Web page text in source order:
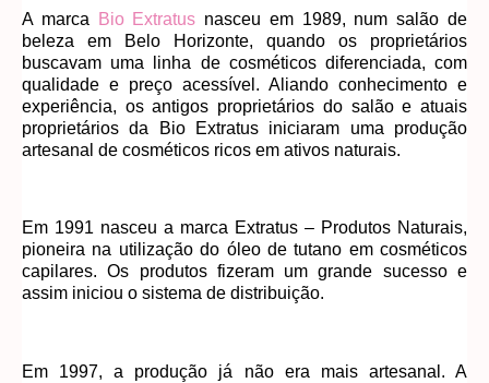
A marca Bio Extratus nasceu em 1989, num salão de
beleza em Belo Horizonte, quando os proprietários
buscavam uma linha de cosméticos diferenciada, com
qualidade e preço acessível. Aliando conhecimento e
experiência, os antigos proprietários do salão e atuais
proprietários da Bio Extratus iniciaram uma produção
artesanal de cosméticos ricos em ativos naturais.
Em 1991 nasceu a marca Extratus – Produtos Naturais,
pioneira na utilização do óleo de tutano em cosméticos
capilares. Os produtos fizeram um grande sucesso e
assim iniciou o sistema de distribuição.
Em 1997, a produção já não era mais artesanal. A